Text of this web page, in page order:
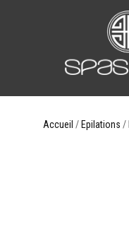
Accueil / Epilations /